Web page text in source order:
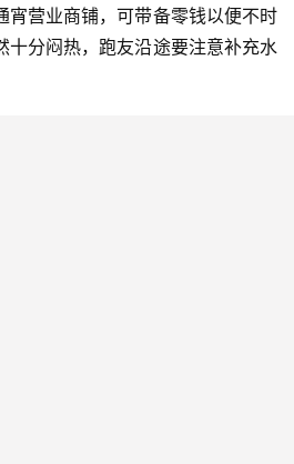
宵营业商铺，可带备零钱以便不时
十分闷热，跑友沿途要注意补充水